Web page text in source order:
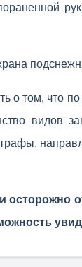
о том, что
видов
осторожно